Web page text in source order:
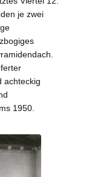
je zwei
achteckig
1950.